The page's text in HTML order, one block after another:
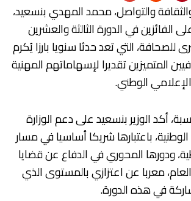
والتواصل، محمد المهدي بنسعيد،
الفائزين في الدورة الثالثة والعشرين
للصحافة، التي تعد حدثا سنويا بارزا يُكرم
المتميزين تقديرا لإسهاماتهم المهنية
الوطني.
أكد الوزير بنسعيد على دعم الوزارة
باعتبارها شريكا أساسيا في مسار
ودورها المحوري في الدفاع عن قضايا
معربا عن اعتزازي بالمستوى الذي
في هذه الدورة.